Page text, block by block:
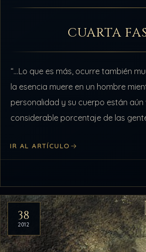
CUARTA
“…Lo que es más, ocurre también
la esencia muere en un hombre
personalidad y su cuerpo están aún
considerable porcentaje de las
IR AL ARTÍCULO
38
2012